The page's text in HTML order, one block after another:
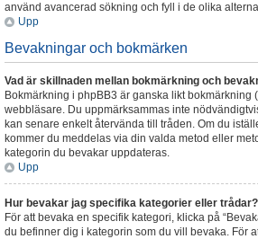
använd avancerad sökning och fyll i de olika
Upp
Bevakningar och bokmärken
Vad är skillnaden mellan bokmärkning och
Bokmärkning i phpBB3 är ganska likt bokmärkning
webbläsare. Du uppmärksammas inte
kan senare enkelt återvända till tråden. Om du
kommer du meddelas via din valda metod eller
kategorin du bevakar uppdateras.
Upp
Hur bevakar jag specifika kategorier eller trådar?
För att bevaka en specifik kategori, klicka på
du befinner dig i kategorin som du vill bevaka. För